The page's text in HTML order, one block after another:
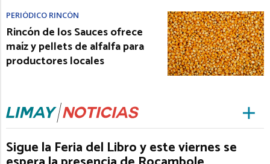
PERIÓDICO RINCÓN
Rincón de los Sauces ofrece
maíz y pellets de alfalfa para
productores locales
Sigue la Feria del Libro y este viernes se